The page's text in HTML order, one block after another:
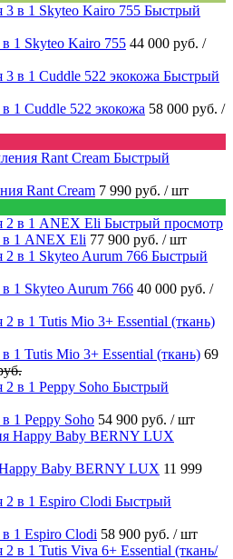
Быстрый
1 Skyteo Kairo 755 44 000 руб. /
Быстрый
1 Cuddle 522 экокожа 58 000 руб. /
Быстрый
Rant Cream 7 990 руб. / шт
Быстрый просмотр
в 1 ANEX Eli 77 900 руб. / шт
Быстрый
1 Skyteo Aurum 766 40 000 руб. /
1 Tutis Mio 3+ Essential (ткань) 69
Быстрый
1 Peppy Soho 54 900 руб. / шт
Baby BERNY LUX 11 999
Быстрый
1 Espiro Clodi 58 900 руб. / шт